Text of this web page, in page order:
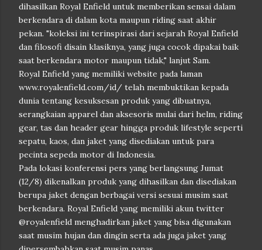
dihasilkan Royal Enfield untuk memberikan sensai dalam
berkendara di dalam kota maupun riding saat akhir
pekan. "koleksi ini terinspirasi dari sejarah Royal Enfield
dan filosofi disain klasiknya, yang juga cocok dipakai baik
saat berkendara motor maupun tidak," lanjut Sam.
Royal Enfield yang memiliki website pada laman
www.royalenfield.com/id/ telah membuktikan kepada
dunia tentang kesuksesan produk yang dibuatnya,
serangkaian apparel dan aksesoris mulai dari helm, riding
gear, tas dan header gear hingga produk lifestyle seperti
sepatu, kaos, dan jaket yang disediakan untuk para
pecinta sepeda motor di Indonesia.
Pada lokasi konferensi pers yang berlangsung Jumat
(12/8) dikenalkan produk yang dihasilkan dan disediakan
berupa jaket dengan berbagai versi sesuai musim saat
berkendara. Royal Enfield yang memiliki akun twitter
@royalenfield menghadirkan jaket yang bisa digunakan
saat musim hujan dan dingin serta ada juga jaket yang